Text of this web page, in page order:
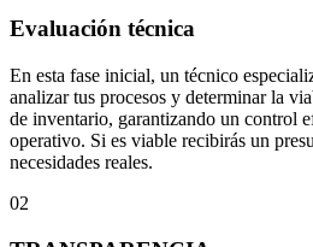
Evaluación técnica
En esta fase inicial, un técnico
analizar tus procesos y determinar la
de inventario, garantizando un control
operativo. Si es viable recibirás un
necesidades reales.
02